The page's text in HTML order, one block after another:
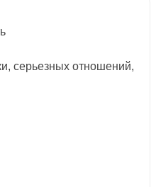
cерьезных отношений,